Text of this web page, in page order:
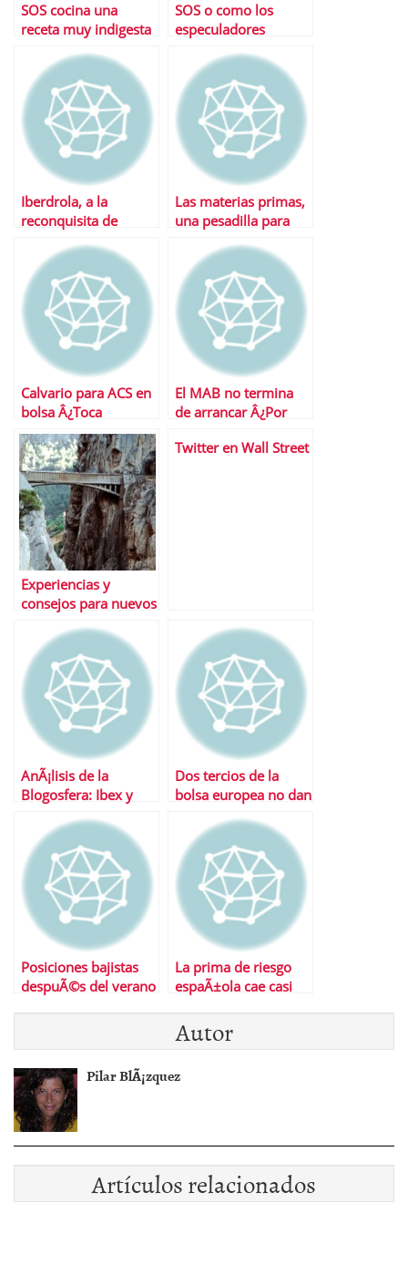
SOS cocina una
receta muy indigesta
SOS o como los
especuladores
EspaÃ±a
Iberdrola, a la
reconquisita de
Las materias primas,
una pesadilla para
Calvario para ACS en
bolsa Â¿Toca
aumentar
autocartera?
El MAB no termina
de arrancar Â¿Por
Experiencias y
consejos para nuevos
#bolsa
Twitter en Wall Street
AnÃ¡lisis de la
Blogosfera: Ibex y
Dos tercios de la
bolsa europea no dan
Posiciones bajistas
despuÃ©s del verano
La prima de riesgo
espaÃ±ola cae casi
puntos
Autor
Pilar BlÃ¡zquez
Artículos relacionados